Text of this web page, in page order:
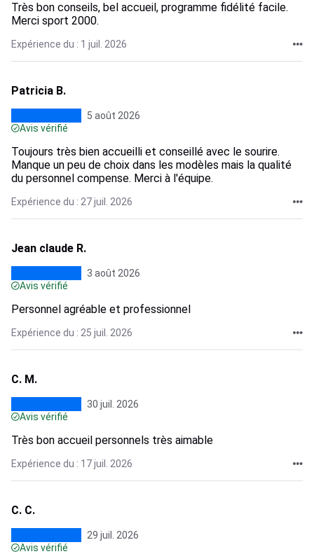
Très bon conseils, bel accueil, programme fidélité facile.
Merci sport 2000.
Expérience du : 1 juil. 2026
Patricia B.
5 août 2026
Avis vérifié
Toujours très bien accueilli et conseillé avec le sourire.
Manque un peu de choix dans les modèles mais la qualité
du personnel compense. Merci à l'équipe.
Expérience du : 27 juil. 2026
Jean claude R.
3 août 2026
Avis vérifié
Personnel agréable et professionnel
Expérience du : 25 juil. 2026
C. M.
30 juil. 2026
Avis vérifié
Très bon accueil personnels très aimable
Expérience du : 17 juil. 2026
C. C.
29 juil. 2026
Avis vérifié